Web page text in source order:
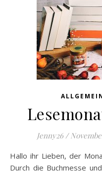
Jenny26 /
Hallo ihr Lieben, der Monat Oktober ist nur so verflogen.
Durch die Buchmesse